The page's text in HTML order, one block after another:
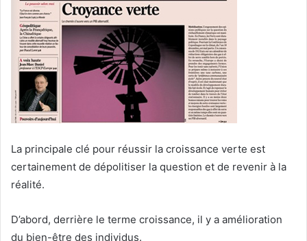
La principale clé pour réussir la croissance verte est
certainement de dépolitiser la question et de revenir à la
réalité.
D’abord, derrière le terme croissance, il y a amélioration
du bien-être des individus.